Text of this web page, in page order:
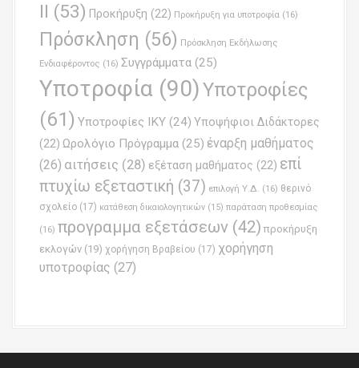
ΙΙ (53) Προκήρυξη (22) Προκήρυξη για υποτροφία (16)
Πρόσκληση (56) Πρόσκληση Εκδήλωσης
Ενδιαφέροντος (16) Συγγράμματα (25)
Υποτροφία (90)Υποτροφίες
(61) Υποτροφίες ΙΚΥ (24) Υποψήφιοι Διδάκτορες
(22) Ωρολόγιο Πρόγραμμα (25) έναρξη μαθήματος
(26) αιτήσεις (28) εξέταση μαθήματος (22) επί
πτυχίω εξεταστική (37) επιλογή Υ.Δ. (16) θερινό
σχολείο (17) κατάθεση δικαιολογητικών (15) παράταση προθεσμίας
(16) προγραμμα εξετάσεων (42) προκήρυξη
εκλογών (19) χορήγηση Βραβείου (17) χορήγηση
υποτροφίας (27)